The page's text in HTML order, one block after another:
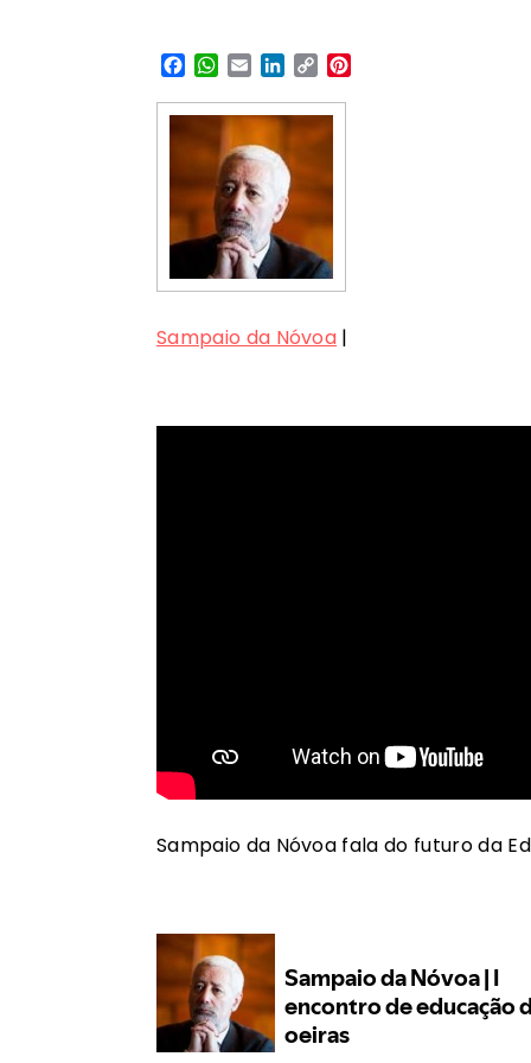
Facebook
WhatsApp
EmailLinkedIn
Copy
Sampaio da Nóvoa |
Sampaio da Nóvoa fala do futuro da